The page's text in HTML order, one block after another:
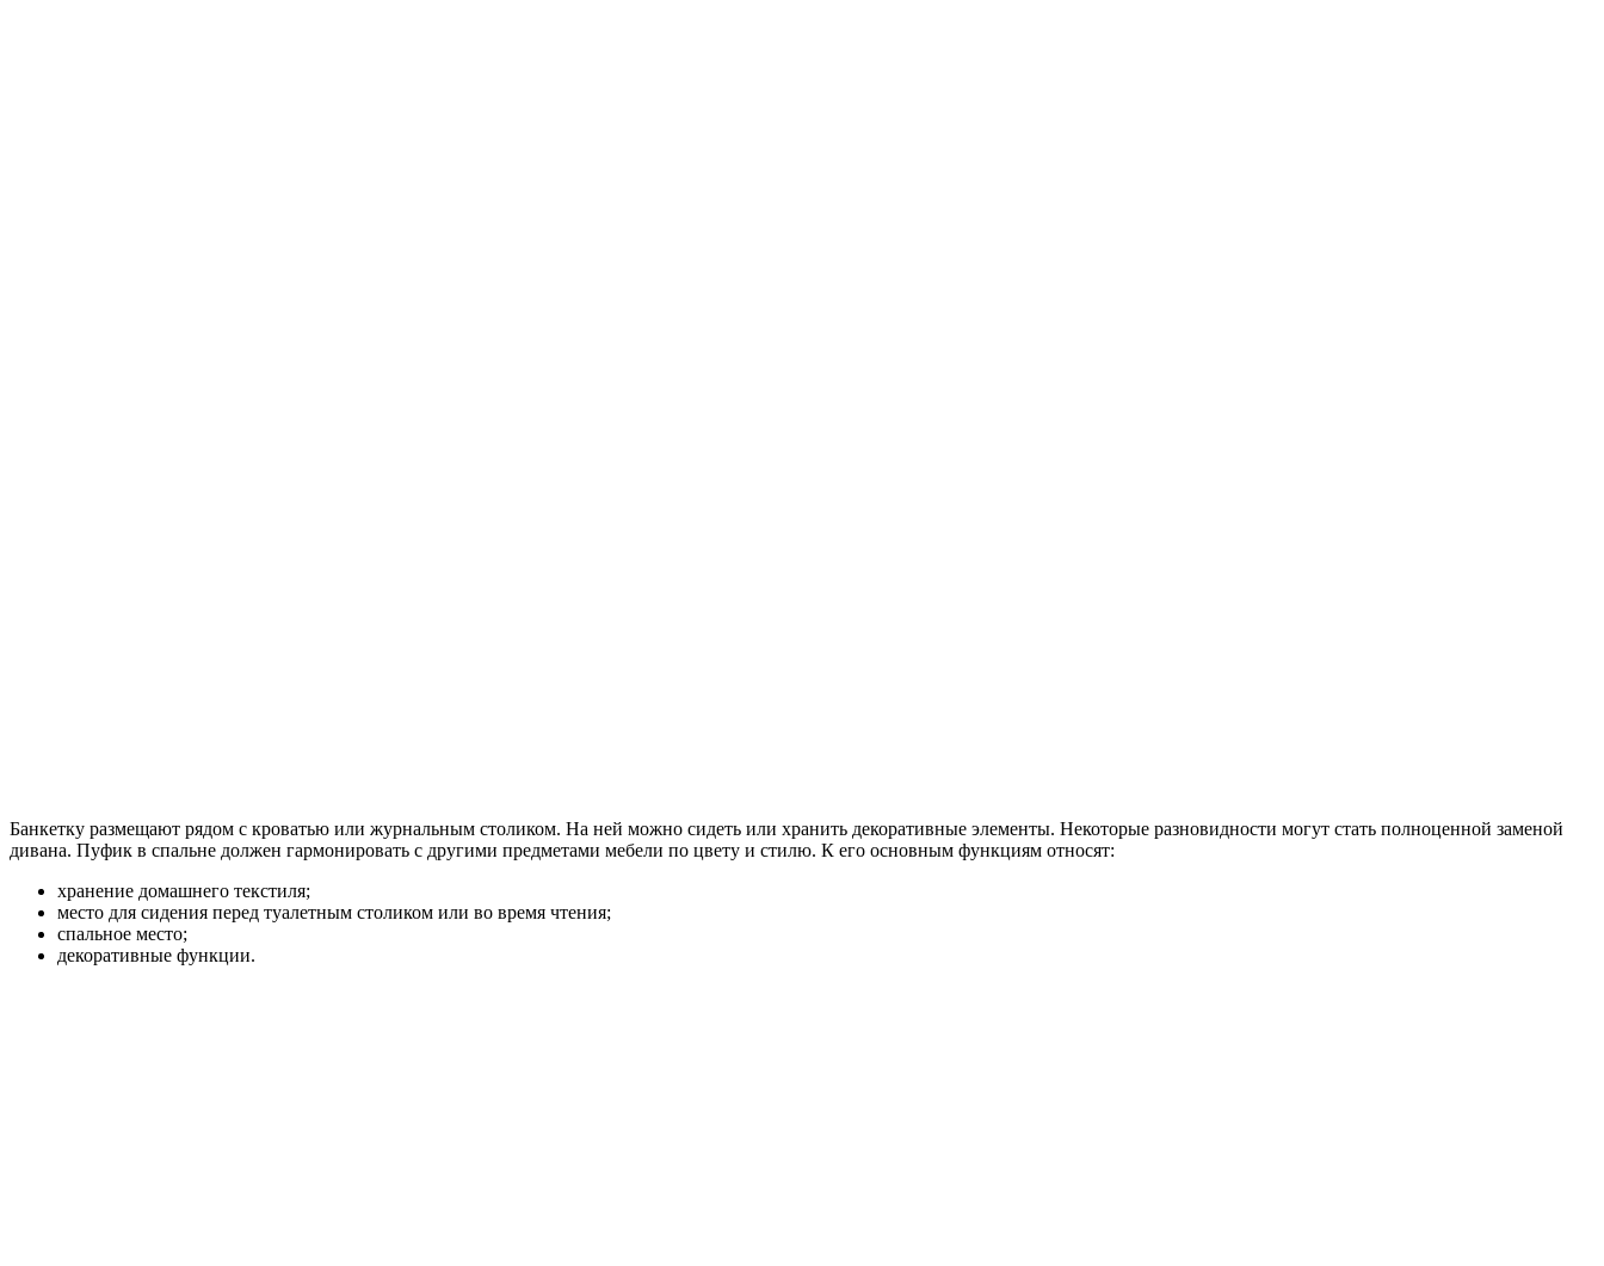
Банкетку размещают рядом с кроватью или журнальным столиком. На ней можно сидеть или хранить декоративные элементы. Некоторые разновидности могут стать полноценной заменой
дивана. Пуфик в спальне должен гармонировать с другими предметами мебели по цвету и стилю. К его основным функциям относят:
хранение домашнего текстиля;
место для сидения перед туалетным столиком или во время чтения;
спальное место;
декоративные функции.